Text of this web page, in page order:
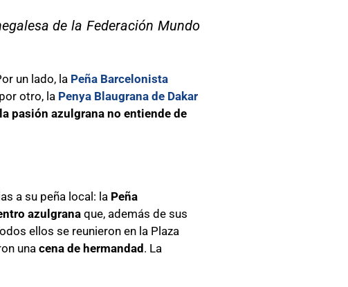
de la Federación Mundo
un lado, la Peña Barcelonista
otro, la Penya Blaugrana de Dakar
la pasión azulgrana no entiende de
a su peña local: la Peña
azulgrana que, además de sus
ellos se reunieron en la Plaza
unacena de hermandad . La